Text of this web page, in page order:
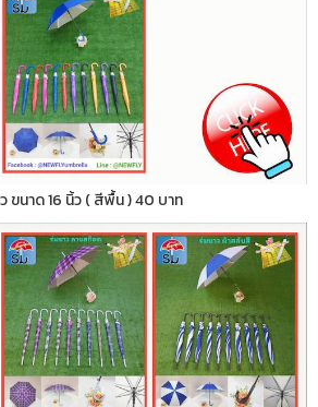
ขนาด 16 นิ้ว ( สีพื้น ) 40 บาท